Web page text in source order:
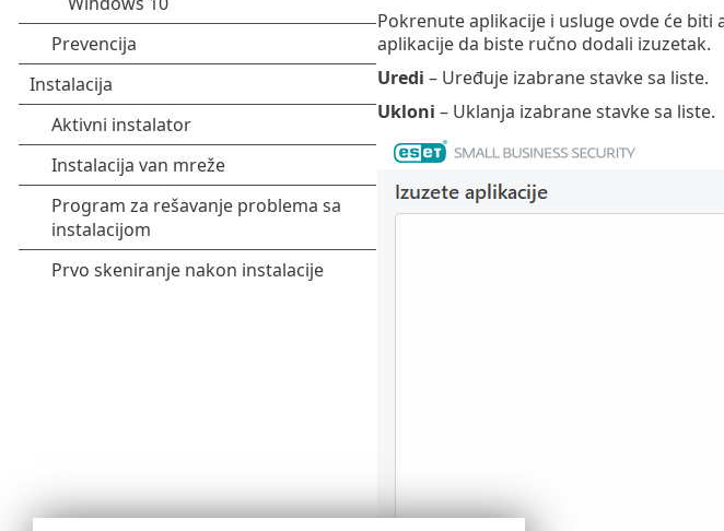
Pokrenute aplikacije i usluge ovde će
aplikacije da biste ručno dodali izuzetak.
Uredi – Uređuje izabrane stavke sa liste.
Ukloni – Uklanja izabrane stavke sa liste.